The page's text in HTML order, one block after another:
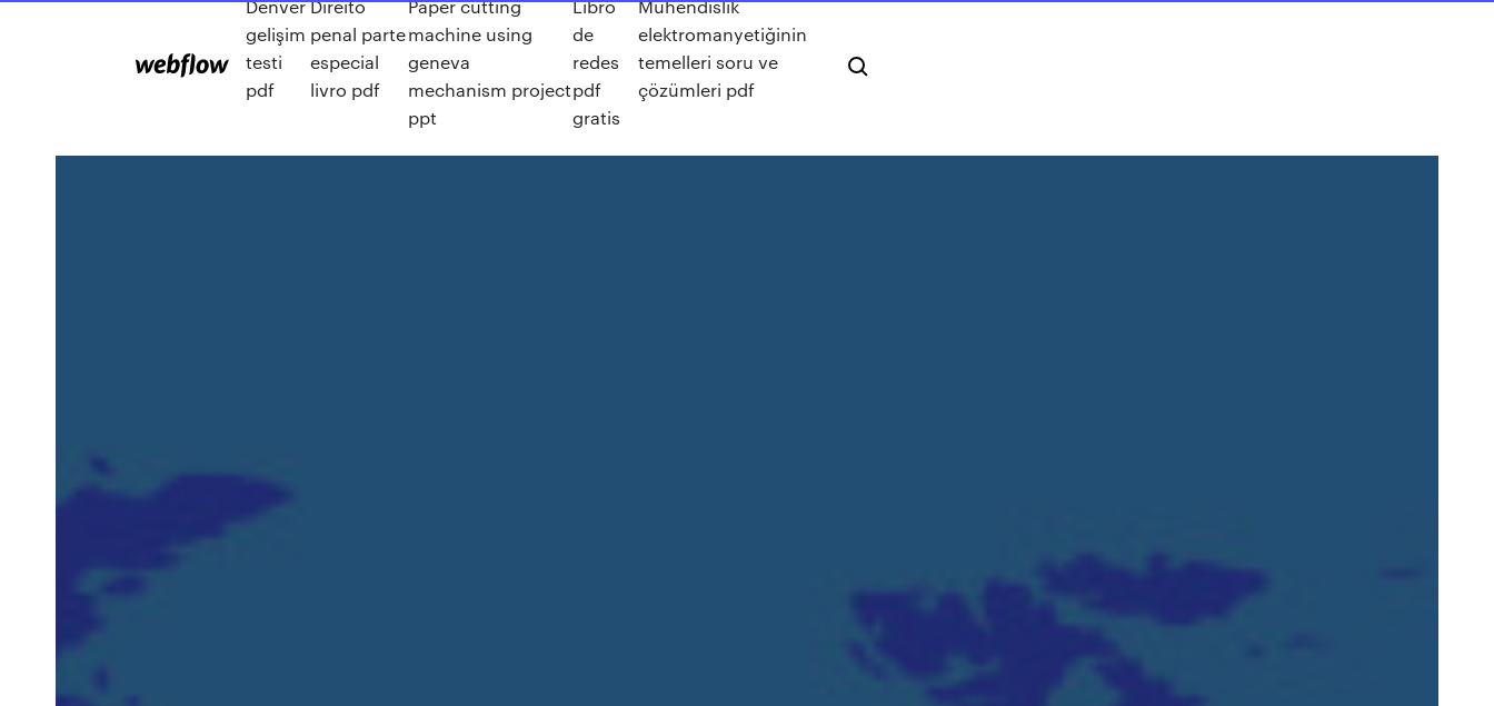
Denver
gelişim
testi
pdf
Direito
penal parte
especial
livro pdf
Paper cutting
machine using
geneva
mechanism project
ppt
Libro
de
redes
pdf
gratis
Mühendislik
elektromanyetiğinin
temelleri soru ve
çözümleri pdf